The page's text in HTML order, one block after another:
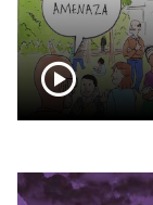
play_circle